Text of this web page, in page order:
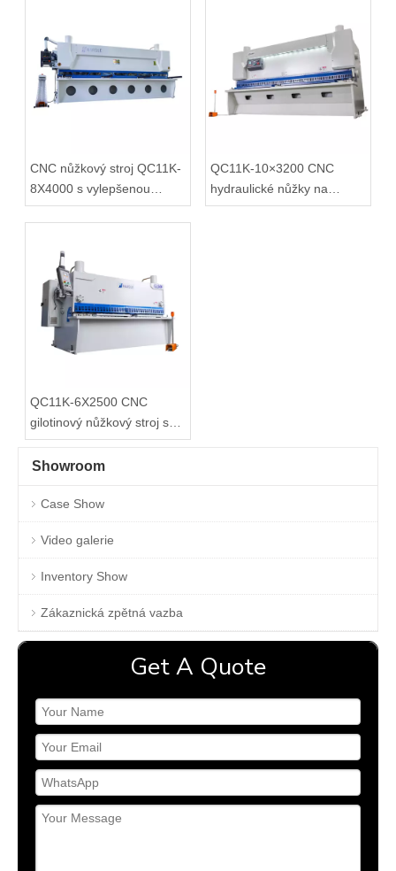
CNC nůžkový stroj QC11K-
8X4000 s vylepšenou
pneumatickou podporou
QC11K-10×3200 CNC
hydraulické nůžky na
gilotinu s E21S
QC11K-6X2500 CNC
gilotinový nůžkový stroj s
ovladačem P40
Showroom
Case Show
Video galerie
Inventory Show
Zákaznická zpětná vazba
Get A Quote